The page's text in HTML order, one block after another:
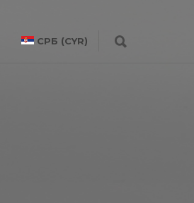
СРБ (CYR)